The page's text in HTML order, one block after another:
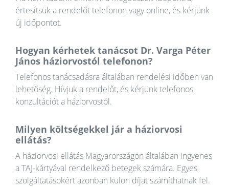
értesítsük a rendelőt telefonon vagy online, és kérjünk
új időpontot.
Hogyan kérhetek tanácsot Dr. Varga Péter
János háziorvostól telefonon?
Telefonos tanácsadásra általában rendelési időben van
lehetőség. Hívjuk a rendelőt, és kérjünk telefonos
konzultációt a háziorvostól.
Milyen költségekkel jár a háziorvosi
ellátás?
A háziorvosi ellátás Magyarországon általában ingyenes
a TAJ-kártyával rendelkező betegek számára. Egyes
szolgáltatásokért azonban külön díjat számíthatnak fel.